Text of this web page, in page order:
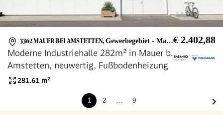
3362 MAUER BEI AMSTETTEN, Gewerbegebiet - Mauer € 2.402,88
Moderne Industriehalle 282m² in Mauer b.
Amstetten, neuwertig, Fußbodenheizung
281.61 m²
1 2 … 9